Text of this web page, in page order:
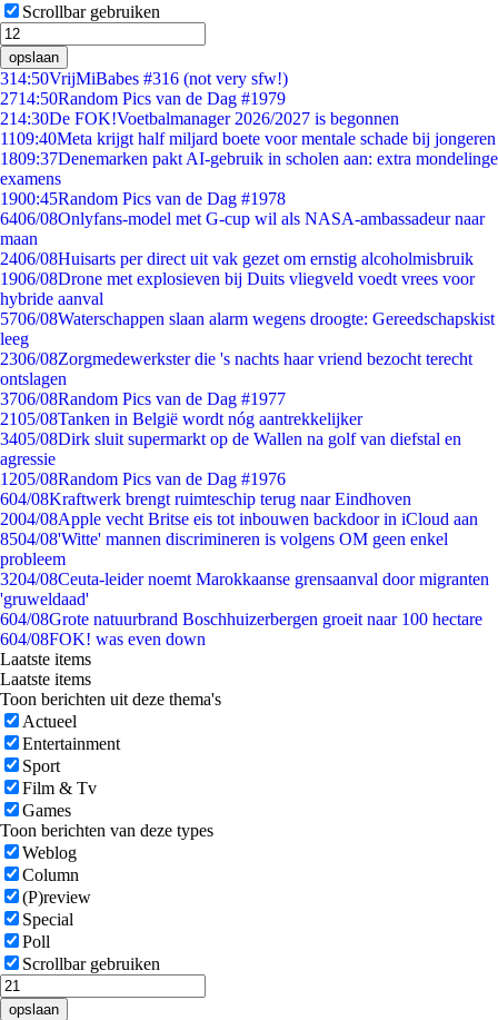
Scrollbar gebruiken
opslaan
314:50VrijMiBabes #316 (not very sfw!)
2714:50Random Pics van de Dag #1979
214:30De FOK!Voetbalmanager 2026/2027 is begonnen
1109:40Meta krijgt half miljard boete voor mentale schade bij jongeren
1809:37Denemarken pakt AI-gebruik in scholen aan: extra mondelinge
examens
1900:45Random Pics van de Dag #1978
6406/08Onlyfans-model met G-cup wil als NASA-ambassadeur naar
maan
2406/08Huisarts per direct uit vak gezet om ernstig alcoholmisbruik
1906/08Drone met explosieven bij Duits vliegveld voedt vrees voor
hybride aanval
5706/08Waterschappen slaan alarm wegens droogte: Gereedschapskist
leeg
2306/08Zorgmedewerkster die 's nachts haar vriend bezocht terecht
ontslagen
3706/08Random Pics van de Dag #1977
2105/08Tanken in België wordt nóg aantrekkelijker
3405/08Dirk sluit supermarkt op de Wallen na golf van diefstal en
agressie
1205/08Random Pics van de Dag #1976
604/08Kraftwerk brengt ruimteschip terug naar Eindhoven
2004/08Apple vecht Britse eis tot inbouwen backdoor in iCloud aan
8504/08'Witte' mannen discrimineren is volgens OM geen enkel
probleem
3204/08Ceuta-leider noemt Marokkaanse grensaanval door migranten
'gruweldaad'
604/08Grote natuurbrand Boschhuizerbergen groeit naar 100 hectare
604/08FOK! was even down
Laatste items
Laatste items
Toon berichten uit deze thema's
Actueel
Entertainment
Sport
Film & Tv
Games
Toon berichten van deze types
Weblog
Column
(P)review
Special
Poll
Scrollbar gebruiken
opslaan